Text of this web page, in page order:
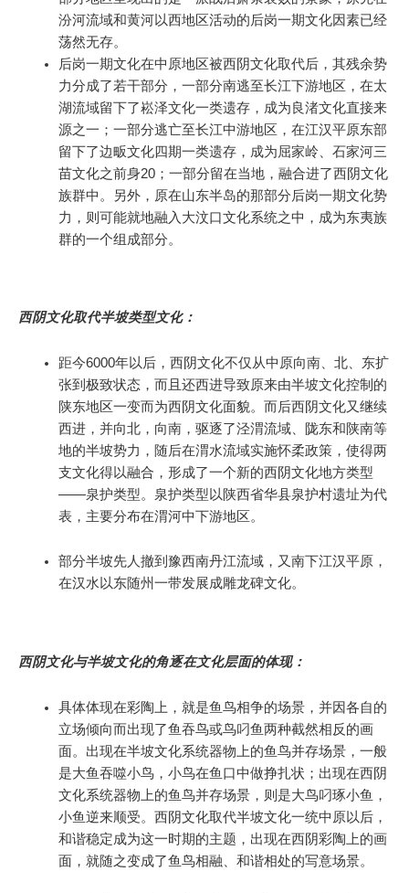
汾河流域和黄河以西地区活动的后岗一期文化因素已经
荡然无存。
后岗一期文化在中原地区被西阴文化取代后，其残余势
力分成了若干部分，一部分南逃至长江下游地区，在太
湖流域留下了崧泽文化一类遗存，成为良渚文化直接来
源之一；一部分逃亡至长江中游地区，在江汉平原东部
留下了边畈文化四期一类遗存，成为屈家岭、石家河三
苗文化之前身20；一部分留在当地，融合进了西阴文化
族群中。另外，原在山东半岛的那部分后岗一期文化势
力，则可能就地融入大汶口文化系统之中，成为东夷族
群的一个组成部分。
西阴文化取代半坡类型文化：
距今6000年以后，西阴文化不仅从中原向南、北、东扩
张到极致状态，而且还西进导致原来由半坡文化控制的
陕东地区一变而为西阴文化面貌。而后西阴文化又继续
西进，并向北，向南，驱逐了泾渭流域、陇东和陕南等
地的半坡势力，随后在渭水流域实施怀柔政策，使得两
支文化得以融合，形成了一个新的西阴文化地方类型
——泉护类型。泉护类型以陕西省华县泉护村遗址为代
表，主要分布在渭河中下游地区。
部分半坡先人撤到豫西南丹江流域，又南下江汉平原，
在汉水以东随州一带发展成雕龙碑文化。
西阴文化与半坡文化的角逐在文化层面的体现：
具体体现在彩陶上，就是鱼鸟相争的场景，并因各自的
立场倾向而出现了鱼吞鸟或鸟叼鱼两种截然相反的画
面。出现在半坡文化系统器物上的鱼鸟并存场景，一般
是大鱼吞噬小鸟，小鸟在鱼口中做挣扎状；出现在西阴
文化系统器物上的鱼鸟并存场景，则是大鸟叼琢小鱼，
小鱼逆来顺受。西阴文化取代半坡文化一统中原以后，
和谐稳定成为这一时期的主题，出现在西阴彩陶上的画
面，就随之变成了鱼鸟相融、和谐相处的写意场景。